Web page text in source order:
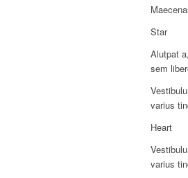
Star
Alutpat
sem
varius
Heart
varius